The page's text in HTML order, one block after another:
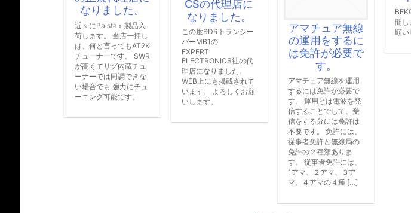
CSの代理店に
なりました。
この度SDRトランシー
バーMB1の
EXPERT
ELECTRONICS社の代
理店になりました。
WEB上にも掲載されて
います。 よろしくお願
いします。
アマチュア無線
の運用をするに
は免許が必要で
す。
アマチュア無線を運用
するには免許が必要で
す。 運用とは電波を発
信をする分には免許は
開します。 よろしくお
願いします。